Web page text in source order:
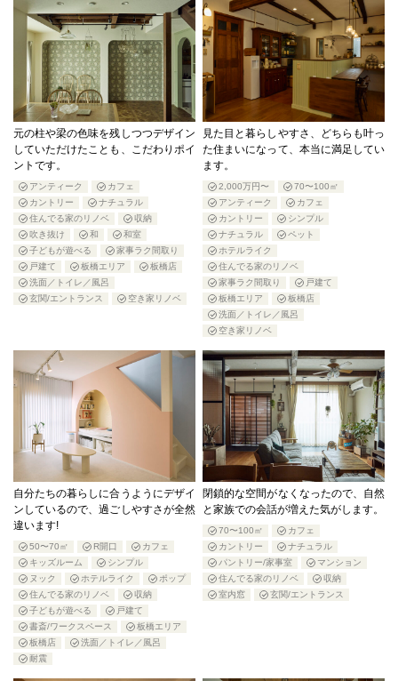
元の柱や梁の色味を残しつつデザイン
していただけたことも、こだわりポイ
ントです。
アンティーク
カフェ
カントリー
ナチュラル
住んでる家のリノベ
収納
吹き抜け
和
和室
子どもが遊べる
家事ラク間取り
戸建て
板橋エリア
板橋店
洗面／トイレ／風呂
玄関/エントランス
空き家リノベ
見た目と暮らしやすさ、どちらも叶っ
た住まいになって、本当に満足してい
ます。
2,000万円〜
70〜100㎡
アンティーク
カフェ
カントリー
シンプル
ナチュラル
ペット
ホテルライク
住んでる家のリノベ
家事ラク間取り
戸建て
板橋エリア
板橋店
洗面／トイレ／風呂
空き家リノベ
自分たちの暮らしに合うようにデザイ
ンしているので、過ごしやすさが全然
違います!
50〜70㎡ R開口
カフェ
キッズルーム
シンプル
ヌック
ホテルライク
ポップ
住んでる家のリノベ
収納
子どもが遊べる
戸建て
書斎/ワークスペース
板橋エリア
板橋店
洗面／トイレ／風呂
耐震
閉鎖的な空間がなくなったので、自然
と家族での会話が増えた気がします。
70〜100㎡
カフェ
カントリー
ナチュラル
パントリー/家事室
マンション
住んでる家のリノベ
収納
室内窓
玄関/エントランス